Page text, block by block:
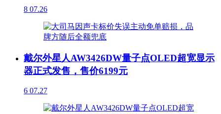
8 07.26
戴尔外星人AW3426DW量子点OLED超宽显示
器正式发售，售价6199元
6 07.27